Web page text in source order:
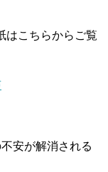
はこちらからご覧
安が解消される